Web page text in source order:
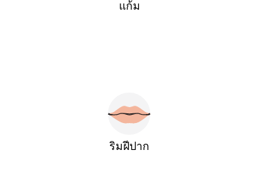
แก้ม
ริมฝีปาก